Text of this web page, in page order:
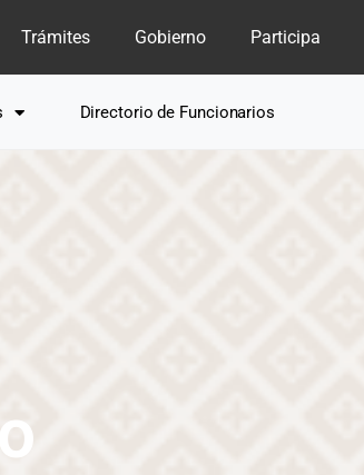
Trámites Gobierno Participa
Directorio de Funcionarios